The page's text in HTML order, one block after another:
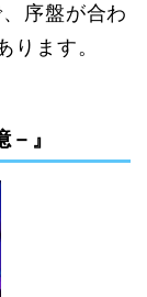
序盤が合わ
ります。
』